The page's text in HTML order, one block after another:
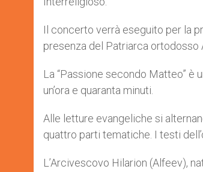
Il concerto verrà eseguito per la
presenza del Patriarca ortodosso
La “Passione secondo Matteo”
un’ora e quaranta minuti.
Alle letture evangeliche si
quattro parti tematiche. I testi
L’Arcivescovo Hilarion (Alfeev),